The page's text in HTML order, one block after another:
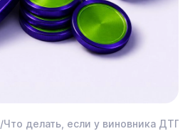
/Что делать, если у виновника ДТП